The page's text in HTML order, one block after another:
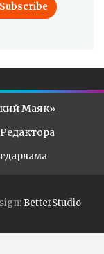
Subscribe
Маяк»
BetterStudio